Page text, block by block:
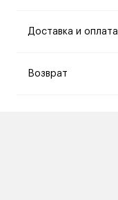
Доставка и оплата
Возврат